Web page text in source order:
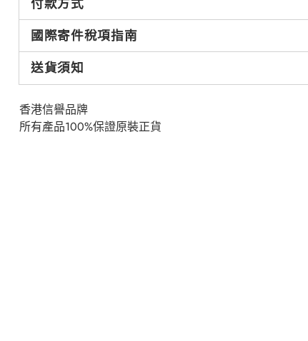
付款方式
國際寄件稅項指南
送貨須知
香港信譽品牌
所有產品100%保證原裝正貨